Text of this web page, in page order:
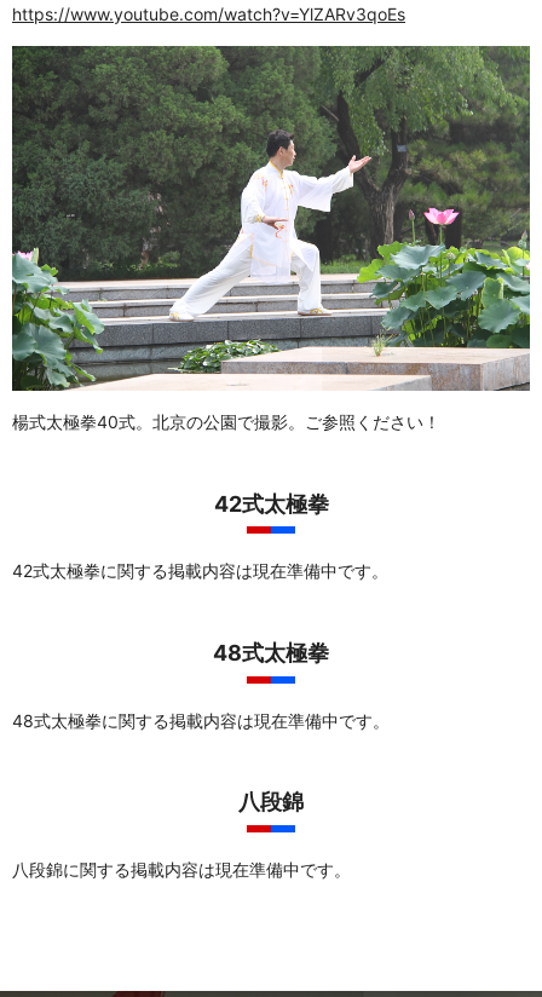
https://www.youtube.com/watch?v=YlZARv3qoEs
楊式太極拳40式。北京の公園で撮影。ご参照ください！
42式太極拳
42式太極拳に関する掲載内容は現在準備中です。
48式太極拳
48式太極拳に関する掲載内容は現在準備中です。
八段錦
八段錦に関する掲載内容は現在準備中です。